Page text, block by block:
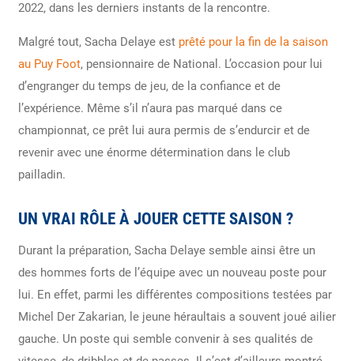
2022, dans les derniers instants de la rencontre.
Malgré tout, Sacha Delaye est prêté pour la fin de la saison
au Puy Foot, pensionnaire de National. L’occasion pour lui
d’engranger du temps de jeu, de la confiance et de
l’expérience. Même s’il n’aura pas marqué dans ce
championnat, ce prêt lui aura permis de s’endurcir et de
revenir avec une énorme détermination dans le club
pailladin.
UN VRAI RÔLE À JOUER CETTE SAISON ?
Durant la préparation, Sacha Delaye semble ainsi être un
des hommes forts de l’équipe avec un nouveau poste pour
lui. En effet, parmi les différentes compositions testées par
Michel Der Zakarian, le jeune héraultais a souvent joué ailier
gauche. Un poste qui semble convenir à ses qualités de